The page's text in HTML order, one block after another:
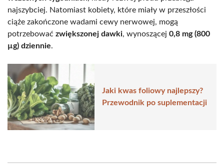
najszybciej. Natomiast kobiety, które miały w przeszłości
ciąże zakończone wadami cewy nerwowej, mogą
potrzebować zwiększonej dawki, wynoszącej 0,8 mg (800
µg) dziennie.
Jaki kwas foliowy najlepszy?
Przewodnik po suplementacji